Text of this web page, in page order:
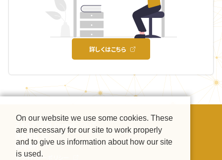
詳しくはこちら
運営会社
利用規約
プライバシーポリシー
On our website we use some cookies. These
are necessary for our site to work properly
and to give us information about how our site
is used.